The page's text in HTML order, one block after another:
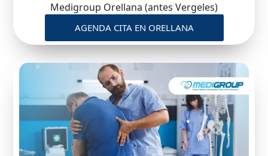
Medigroup Orellana (antes Vergeles)
AGENDA CITA EN ORELLANA